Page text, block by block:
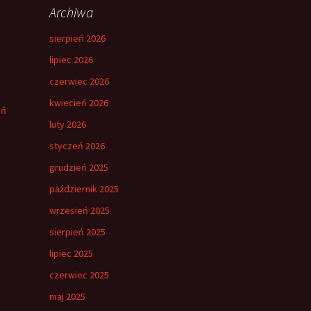
Archiwa
sierpień 2026
lipiec 2026
czerwiec 2026
kwiecień 2026
luty 2026
styczeń 2026
grudzień 2025
październik 2025
wrzesień 2025
sierpień 2025
lipiec 2025
czerwiec 2025
maj 2025